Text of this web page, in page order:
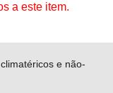
a este item.
e não-